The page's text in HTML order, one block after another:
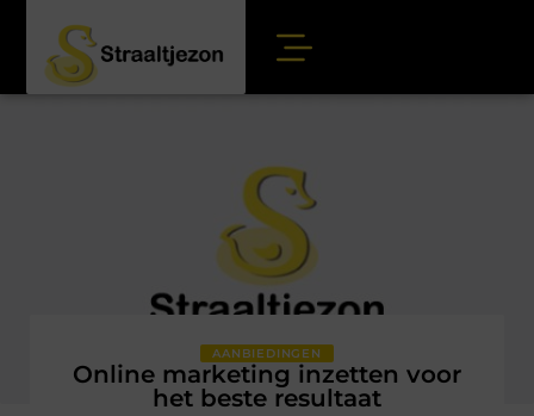
AANBIEDINGEN
Online marketing inzetten voor
het beste resultaat